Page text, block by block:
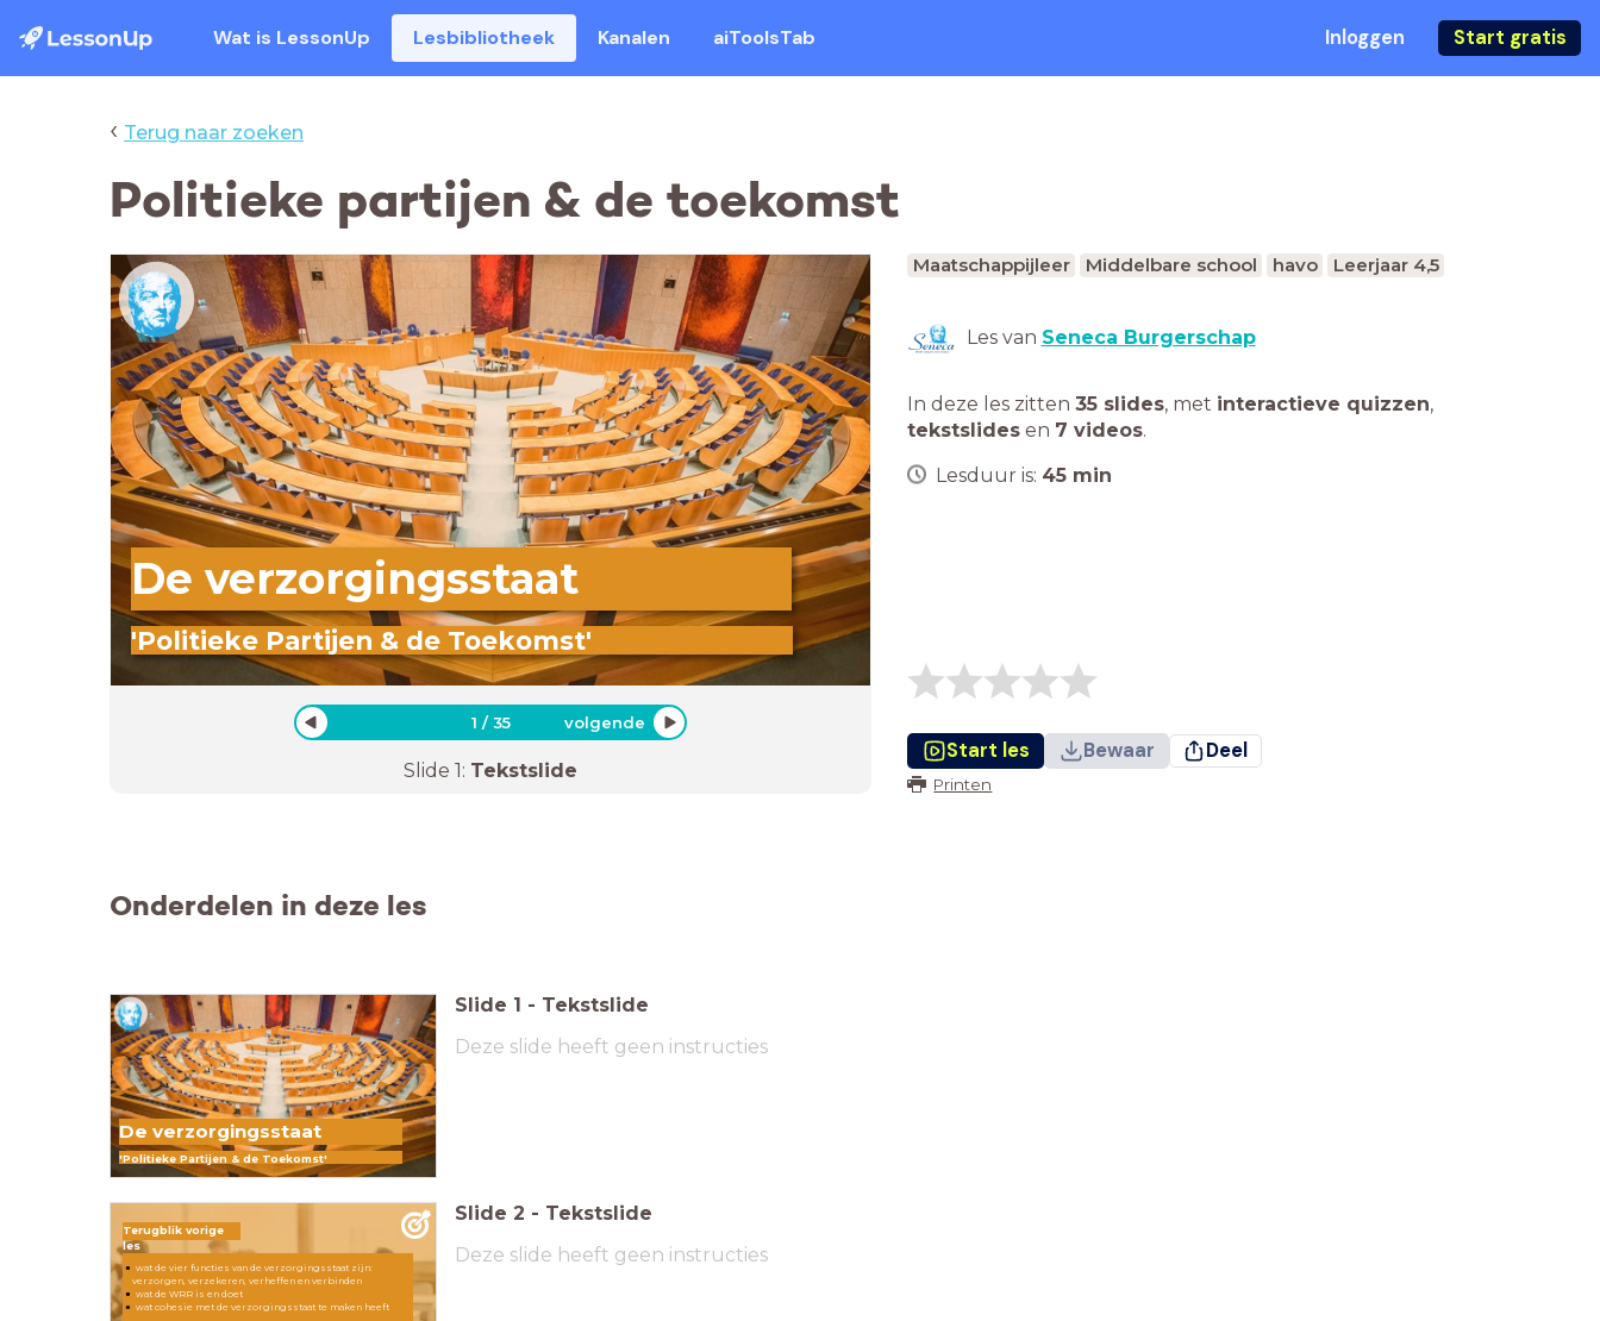
Wat is LessonUp Lesbibliotheek Kanalen aiToolsTab Inloggen Start gratis
‹ Terug naar zoeken
Politieke partijen & de toekomst
De verzorgingsstaat
'Politieke Partijen & de Toekomst'
1 /35 volgende
Slide 1: Tekstslide
Maatschappijleer Middelbare school havo Leerjaar 4,5
Les van Seneca Burgerschap
In deze les zitten 35 slides, met interactieve quizzen,
tekstslides en 7 videos.
Lesduur is: 45 min
Start les Bewaar Deel
Printen
Onderdelen in deze les
De verzorgingsstaat
'Politieke Partijen & de Toekomst'
Slide 1 - Tekstslide
Deze slide heeft geen instructies
Terugblik vorige
les
wat de vier functies van de verzorgingsstaat zijn:
verzorgen, verzekeren, verheffen en verbinden
wat de WRR is en doet
wat cohesie met de verzorgingsstaat te maken heeft
Slide 2 - Tekstslide
Deze slide heeft geen instructies